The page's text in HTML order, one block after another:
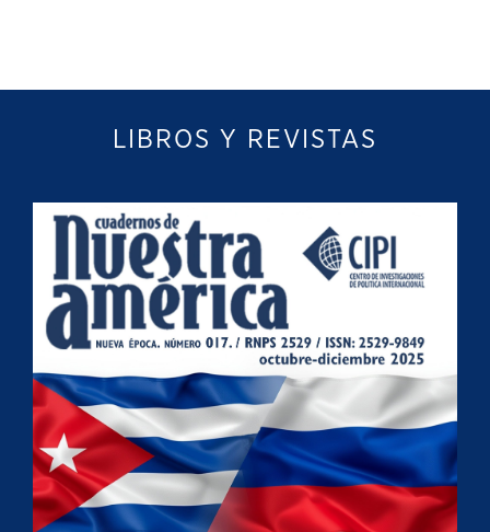
LIBROS Y REVISTAS